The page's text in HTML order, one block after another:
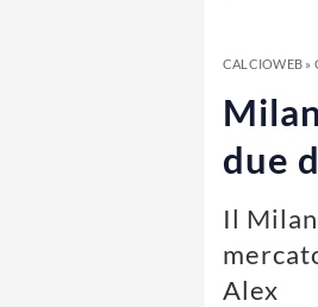
CALCIOWEB»
due
Il
Alex